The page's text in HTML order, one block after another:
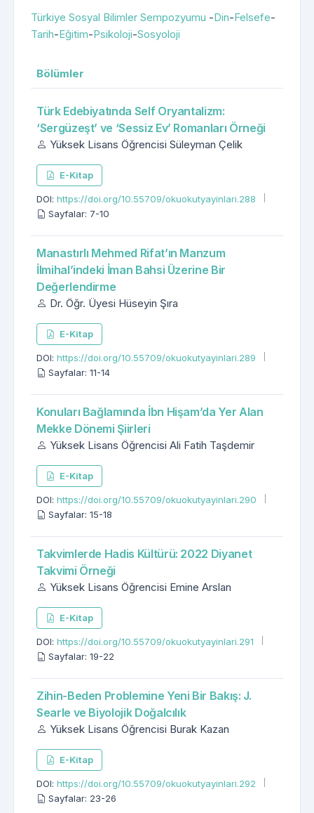
Türkiye Sosyal Bilimler Sempozyumu -Din-Felsefe-
Tarih-Eğitim-Psikoloji-Sosyoloji
Bölümler
Türk Edebiyatında Self Oryantalizm:
‘Sergüzeşt’ ve ‘Sessiz Ev’ Romanları Örneği
Yüksek Lisans Öğrencisi Süleyman Çelik
E-Kitap
DOI: https://doi.org/10.55709/okuokutyayinlari.288
Sayfalar: 7-10
Manastırlı Mehmed Rifat’ın Manzum
İlmihal’indeki İman Bahsi Üzerine Bir
Değerlendirme
Dr. Öğr. Üyesi Hüseyin Şıra
E-Kitap
DOI: https://doi.org/10.55709/okuokutyayinlari.289
Sayfalar: 11-14
Konuları Bağlamında İbn Hişam’da Yer Alan
Mekke Dönemi Şiirleri
Yüksek Lisans Öğrencisi Ali Fatih Taşdemir
E-Kitap
DOI: https://doi.org/10.55709/okuokutyayinlari.290
Sayfalar: 15-18
Takvimlerde Hadis Kültürü: 2022 Diyanet
Takvimi Örneği
Yüksek Lisans Öğrencisi Emine Arslan
E-Kitap
DOI: https://doi.org/10.55709/okuokutyayinlari.291
Sayfalar: 19-22
Zihin-Beden Problemine Yeni Bir Bakış: J.
Searle ve Biyolojik Doğalcılık
Yüksek Lisans Öğrencisi Burak Kazan
E-Kitap
DOI: https://doi.org/10.55709/okuokutyayinlari.292
Sayfalar: 23-26